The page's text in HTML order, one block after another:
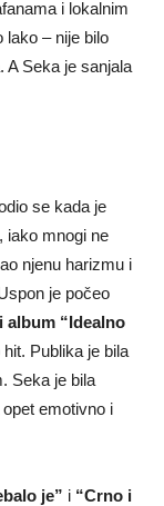
i lokalnim
lako – nije bilo
A Seka je sanjala
se kada je
, iako mnogi ne
njenu harizmu i
je počeo
album “Idealno
Publika je bila
Seka je bila
emotivno i
je” i “Crno i